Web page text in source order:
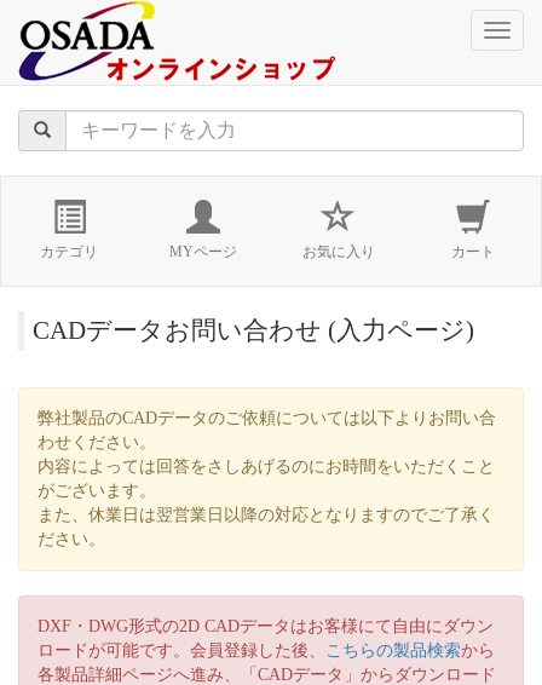
カテゴリ MYページ お気に入り カート
CADデータお問い合わせ (入力ページ)
弊社製品のCADデータのご依頼については以下よりお問い合
わせください。
内容によっては回答をさしあげるのにお時間をいただくこと
がございます。
また、休業日は翌営業日以降の対応となりますのでご了承く
ださい。
DXF・DWG形式の2D CADデータはお客様にて自由にダウン
ロードが可能です。会員登録した後、 こちらの製品検索から
各製品詳細ページへ進み、「CADデータ」からダウンロード